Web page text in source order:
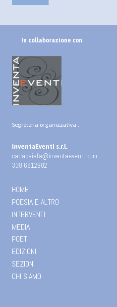
In collaborazione con
Segreteria organizzativa :
InventaEventi s.r.l.
carlacaiafa@inventaeventi.com
338 6812902
HOME
POESIA E ALTRO
INTERVENTI
MEDIA
POETI
EDIZIONI
SEZIONI
CHI SIAMO